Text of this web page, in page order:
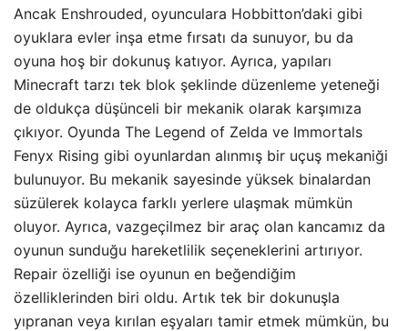
Ancak Enshrouded, oyunculara Hobbitton’daki gibi
oyuklara evler inşa etme fırsatı da sunuyor, bu da
oyuna hoş bir dokunuş katıyor. Ayrıca, yapıları
Minecraft tarzı tek blok şeklinde düzenleme yeteneği
de oldukça düşünceli bir mekanik olarak karşımıza
çıkıyor. Oyunda The Legend of Zelda ve Immortals
Fenyx Rising gibi oyunlardan alınmış bir uçuş mekaniği
bulunuyor. Bu mekanik sayesinde yüksek binalardan
süzülerek kolayca farklı yerlere ulaşmak mümkün
oluyor. Ayrıca, vazgeçilmez bir araç olan kancamız da
oyunun sunduğu hareketlilik seçeneklerini artırıyor.
Repair özelliği ise oyunun en beğendiğim
özelliklerinden biri oldu. Artık tek bir dokunuşla
yıpranan veya kırılan eşyaları tamir etmek mümkün, bu